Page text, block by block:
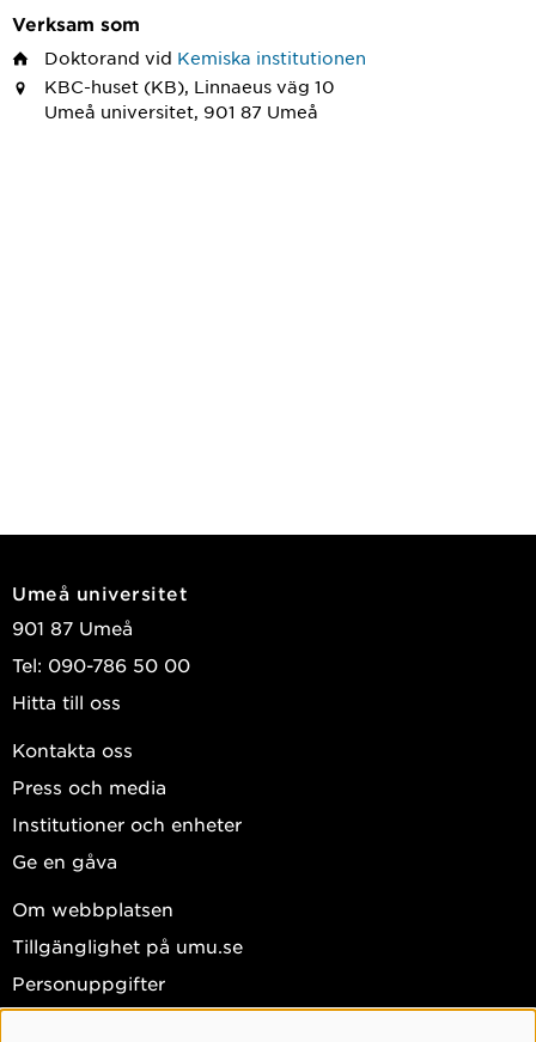
Verksam som
Doktorand vid Kemiska institutionen
KBC-huset (KB), Linnaeus väg 10
Umeå universitet, 901 87 Umeå
Umeå universitet
901 87 Umeå
Tel: 090-786 50 00
Hitta till oss
Kontakta oss
Press och media
Institutioner och enheter
Ge en gåva
Om webbplatsen
Tillgänglighet på umu.se
Personuppgifter